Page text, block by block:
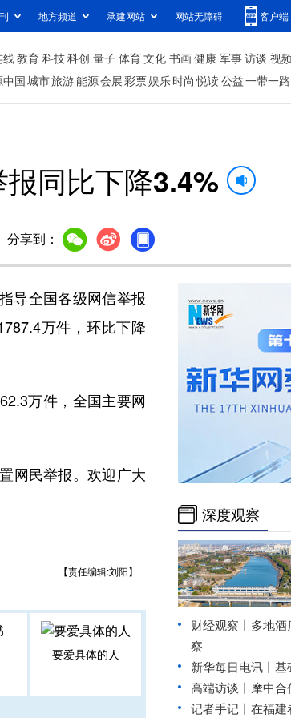
地方频道 承建网站 网站无障碍 客户端
线教育 科技科创 量子 体育文化 书画健康 军事访谈 视频
国城市旅游能源会展彩票娱乐时尚 悦读公益一带一路
同比下降3.4%
分享到：
导全国各级网信举报
万件，环比下降
万件，全国主要网
网民举报。欢迎广大
【责任编辑:刘阳】
要爱具体的人
深度观察
财经观察丨 多地酒
察
新华每日电讯丨 基
高端访谈丨摩中合
记者手记丨在福建